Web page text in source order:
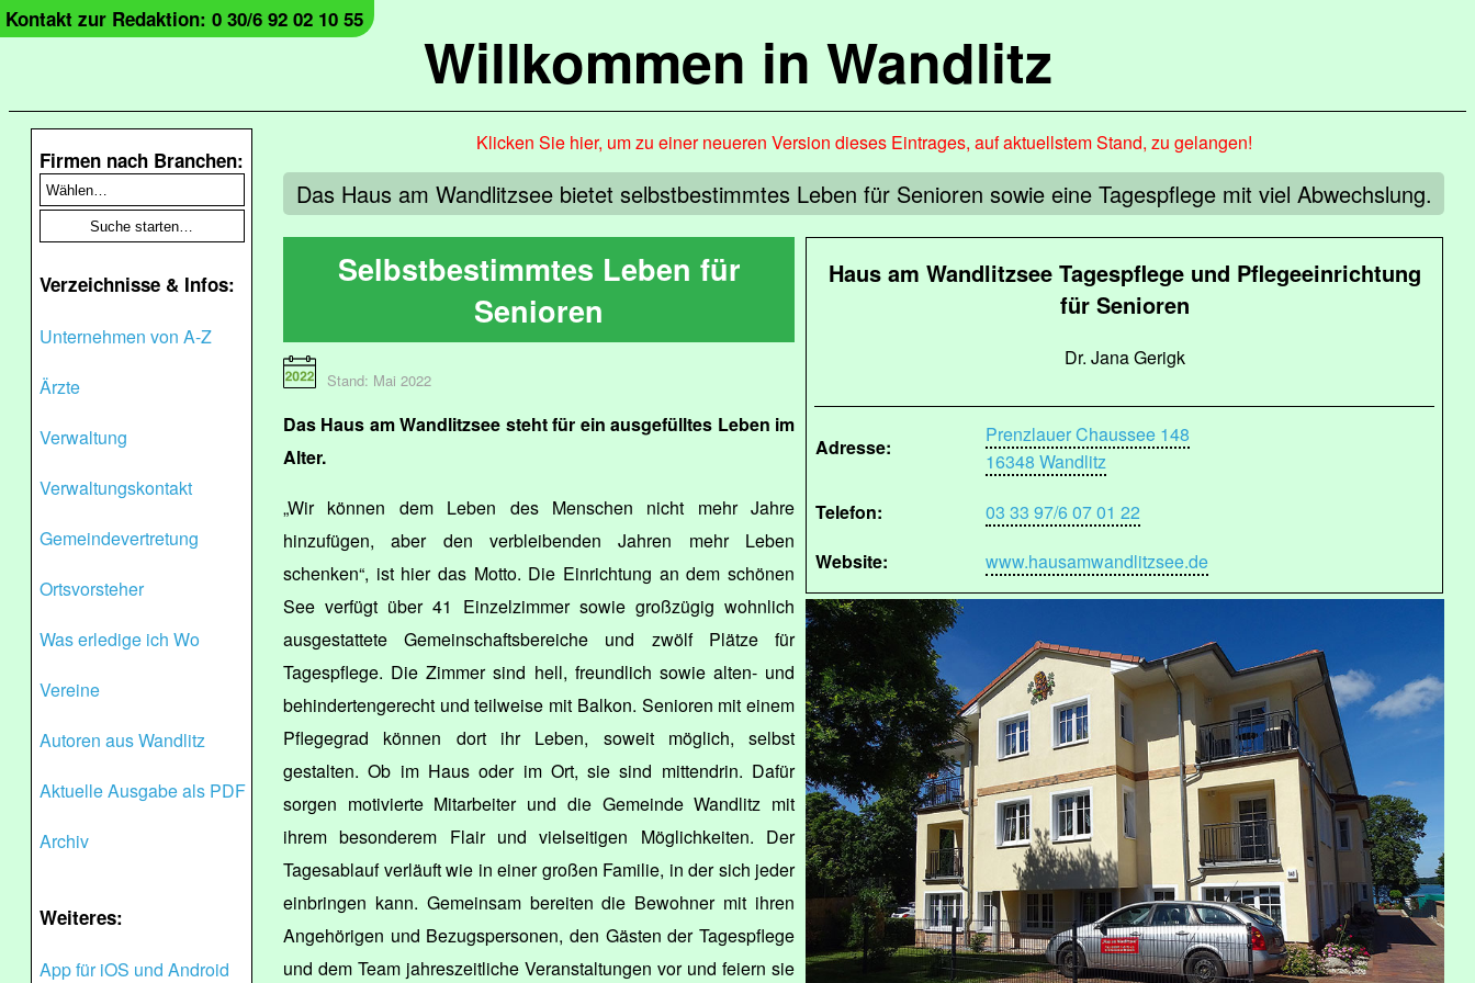
Willkommen in Wandlitz
Kontakt zur Redaktion: 0 30/6 92 02 10 55
Firmen nach Branchen:
Verzeichnisse & Infos:
Unternehmen von A-Z
Ärzte
Verwaltung
Verwaltungskontakt
Gemeindevertretung
Ortsvorsteher
Was erledige ich Wo
Vereine
Autoren aus Wandlitz
Aktuelle Ausgabe als PDF
Archiv
Weiteres:
App für iOS und Android
Klicken Sie hier, um zu einer neueren Version dieses Eintrages, auf aktuellstem Stand, zu gelangen!
Das Haus am Wandlitzsee bietet selbstbestimmtes Leben für Senioren sowie eine Tagespflege mit viel Abwechslung.
Haus am Wandlitzsee Tagespflege und Pflegeeinrichtung
für Senioren
Dr. Jana Gerigk
Adresse:
Prenzlauer Chaussee 148
16348 Wandlitz
Telefon:
03 33 97/6 07 01 22
Website:
www.hausamwandlitzsee.de
Selbstbestimmtes Leben für
Senioren
Stand: Mai 2022
Das Haus am Wandlitzsee steht für ein ausgefülltes Leben im
Alter.
„Wir können dem Leben des Menschen nicht mehr Jahre
hinzufügen, aber den verbleibenden Jahren mehr Leben
schenken“, ist hier das Motto. Die Einrichtung an dem schönen
See verfügt über 41 Einzelzimmer sowie großzügig wohnlich
ausgestattete Gemeinschaftsbereiche und zwölf Plätze für
Tagespflege. Die Zimmer sind hell, freundlich sowie alten- und
behindertengerecht und teilweise mit Balkon. Senioren mit einem
Pflegegrad können dort ihr Leben, soweit möglich, selbst
gestalten. Ob im Haus oder im Ort, sie sind mittendrin. Dafür
sorgen motivierte Mitarbeiter und die Gemeinde Wandlitz mit
ihrem besonderem Flair und vielseitigen Möglichkeiten. Der
Tagesablauf verläuft wie in einer großen Familie, in der sich jeder
einbringen kann. Gemeinsam bereiten die Bewohner mit ihren
Angehörigen und Bezugspersonen, den Gästen der Tagespflege
und dem Team jahreszeitliche Veranstaltungen vor und feiern sie